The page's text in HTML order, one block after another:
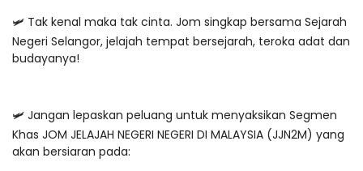
🛩 Tak kenal maka tak cinta. Jom singkap bersama Sejarah
Negeri Selangor, jelajah tempat bersejarah, teroka adat dan
budayanya!
🛩 Jangan lepaskan peluang untuk menyaksikan Segmen
Khas JOM JELAJAH NEGERI NEGERI DI MALAYSIA (JJN2M) yang
akan bersiaran pada: